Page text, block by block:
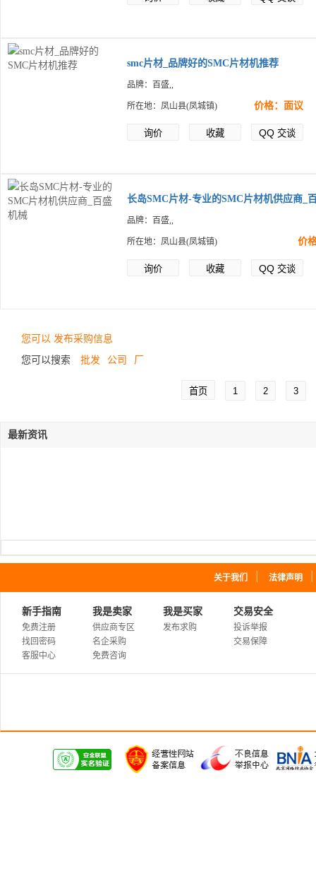
smc片材_品牌好的SMC片材机推荐
品牌：百盛,,
所在地：凤山县(凤城镇) 价格：面议
询价 收藏 QQ 交谈
长岛SMC片材-专业的SMC片材机供应商_
品牌：百盛,,
所在地：凤山县(凤城镇) 价
询价 收藏 QQ 交谈
您可以 发布采购信息
您可以搜索
批发 公司 厂
首页 1 2 3
最新资讯
关于我们 法律声明
新手指南
免费注册
找回密码
客服中心
我是卖家
供应商专区
名企采购
免费咨询
我是买家
发布求购
交易安全
投诉举报
交易保障